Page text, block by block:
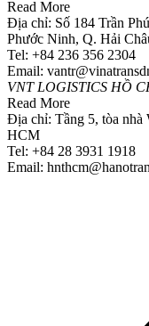
Read More
Địa chỉ: Số 184 Trần
Phước Ninh, Q. Hải
Tel: +84 236 356 2304
Email:
VNT LOGISTICS HỒ
Read More
Địa chỉ: Tầng 5, tòa nhà
HCM
Tel: +84 28 3931 1918
Email: